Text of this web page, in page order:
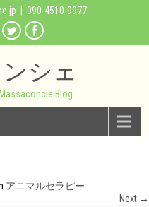
| 090-4510-9977
シェ
Blog
アニマルセラピー
Next →